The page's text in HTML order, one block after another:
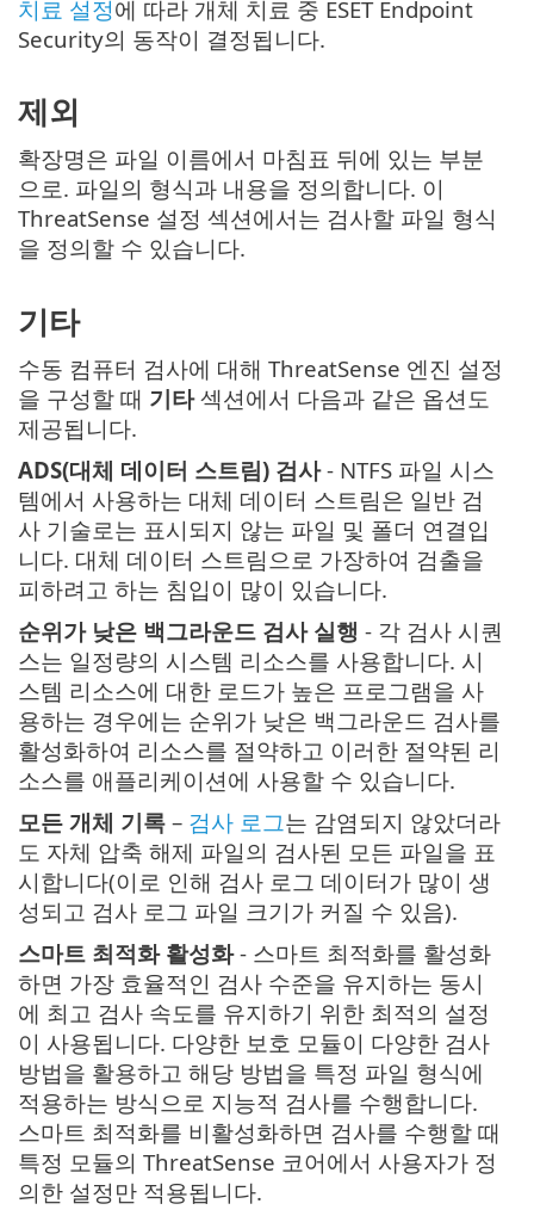
치료 설정에 따라 개체 치료 중 ESET Endpoint
Security의 동작이 결정됩니다.
제외
확장명은 파일 이름에서 마침표 뒤에 있는 부분
으로. 파일의 형식과 내용을 정의합니다. 이
ThreatSense 설정 섹션에서는 검사할 파일 형식
을 정의할 수 있습니다.
기타
수동 컴퓨터 검사에 대해 ThreatSense 엔진 설정
을 구성할 때 기타섹션에서 다음과 같은 옵션도
제공됩니다.
ADS(대체 데이터 스트림) 검사- NTFS 파일 시스
템에서 사용하는 대체 데이터 스트림은 일반 검
사 기술로는 표시되지 않는 파일 및 폴더 연결입
니다. 대체 데이터 스트림으로 가장하여 검출을
피하려고 하는 침입이 많이 있습니다.
순위가 낮은 백그라운드 검사 실행 - 각 검사 시퀀
스는 일정량의 시스템 리소스를 사용합니다. 시
스템 리소스에 대한 로드가 높은 프로그램을 사
용하는 경우에는 순위가 낮은 백그라운드 검사를
활성화하여 리소스를 절약하고 이러한 절약된 리
소스를 애플리케이션에 사용할 수 있습니다.
모든 개체 기록 – 검사 로그는 감염되지 않았더라
도 자체 압축 해제 파일의 검사된 모든 파일을 표
시합니다(이로 인해 검사 로그 데이터가 많이 생
성되고 검사 로그 파일 크기가 커질 수 있음).
스마트 최적화 활성화- 스마트 최적화를 활성화
하면 가장 효율적인 검사 수준을 유지하는 동시
에 최고 검사 속도를 유지하기 위한 최적의 설정
이 사용됩니다. 다양한 보호 모듈이 다양한 검사
방법을 활용하고 해당 방법을 특정 파일 형식에
적용하는 방식으로 지능적 검사를 수행합니다.
스마트 최적화를 비활성화하면 검사를 수행할 때
특정 모듈의 ThreatSense 코어에서 사용자가 정
의한 설정만 적용됩니다.